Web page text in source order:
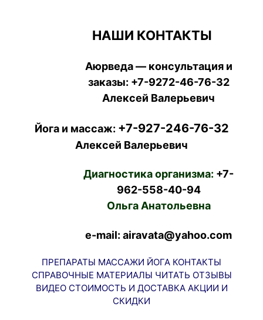
НАШИ КОНТАКТЫ
Аюрведа — консультация и
заказы: +7-9272-46-76-32
Алексей Валерьевич
Йога и массаж: +7-927-246-76-32
Алексей Валерьевич
Диагностика организма: +7-
962-558-40-94
Ольга Анатольевна
e-mail: airavata@yahoo.com
ПРЕПАРАТЫ МАССАЖИ ЙОГА КОНТАКТЫ
СПРАВОЧНЫЕ МАТЕРИАЛЫ ЧИТАТЬ ОТЗЫВЫ
ВИДЕО СТОИМОСТЬ И ДОСТАВКА АКЦИИ И
СКИДКИ